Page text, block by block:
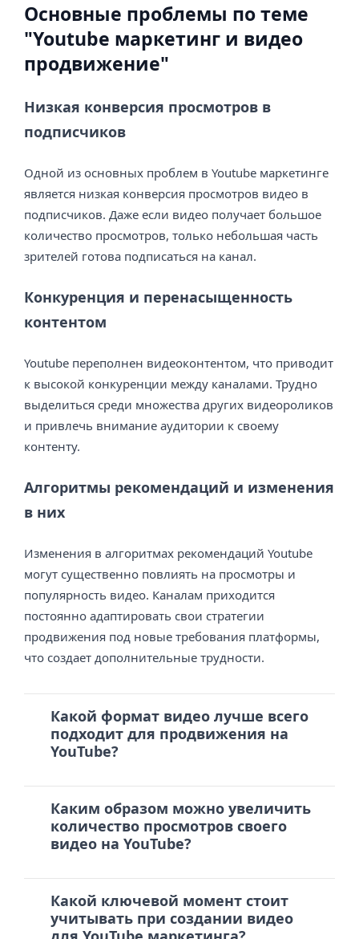
Основные проблемы по теме
"Youtube маркетинг и видео
продвижение"
Низкая конверсия просмотров в
подписчиков
Одной из основных проблем в Youtube маркетинге
является низкая конверсия просмотров видео в
подписчиков. Даже если видео получает большое
количество просмотров, только небольшая часть
зрителей готова подписаться на канал.
Конкуренция и перенасыщенность
контентом
Youtube переполнен видеоконтентом, что приводит
к высокой конкуренции между каналами. Трудно
выделиться среди множества других видеороликов
и привлечь внимание аудитории к своему
контенту.
Алгоритмы рекомендаций и изменения
в них
Изменения в алгоритмах рекомендаций Youtube
могут существенно повлиять на просмотры и
популярность видео. Каналам приходится
постоянно адаптировать свои стратегии
продвижения под новые требования платформы,
что создает дополнительные трудности.
Какой формат видео лучше всего
подходит для продвижения на
YouTube?
Каким образом можно увеличить
количество просмотров своего
видео на YouTube?
Какой ключевой момент стоит
учитывать при создании видео